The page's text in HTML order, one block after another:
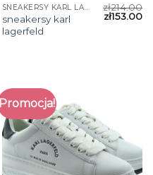
SNEAKERSY KARL LAGERFELD
sneakersy karl
lagerfeld
zł214.00
zł153.00
Promocja!